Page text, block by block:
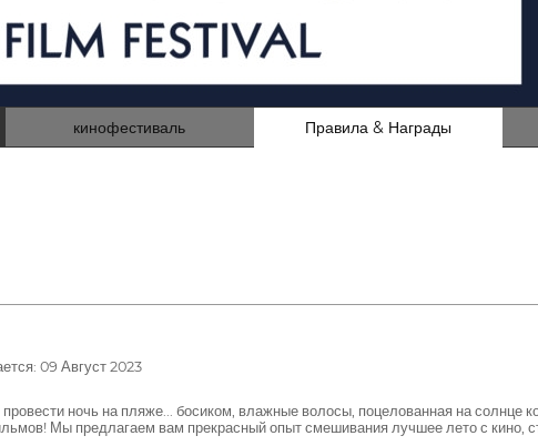
кинофестиваль Правила & Награды
09 Август 2023
ночь на пляже... босиком, влажные волосы, поцелованная на солнце
Мы предлагаем вам прекрасный опыт смешивания лучшее лето с